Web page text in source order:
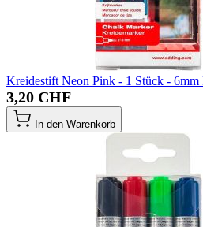
Kreidestift Neon Pink - 1 Stück - 6mm
3,20 CHF
In den Warenkorb